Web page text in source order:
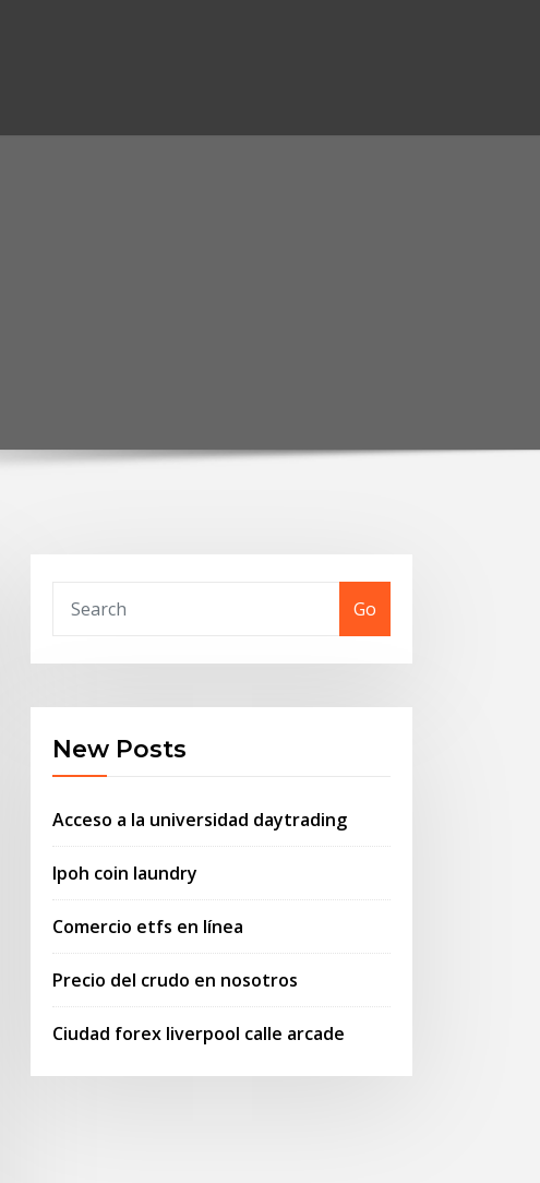
Go
New Posts
Acceso a la universidad daytrading
Ipoh coin laundry
Comercio etfs en línea
Precio del crudo en nosotros
Ciudad forex liverpool calle arcade